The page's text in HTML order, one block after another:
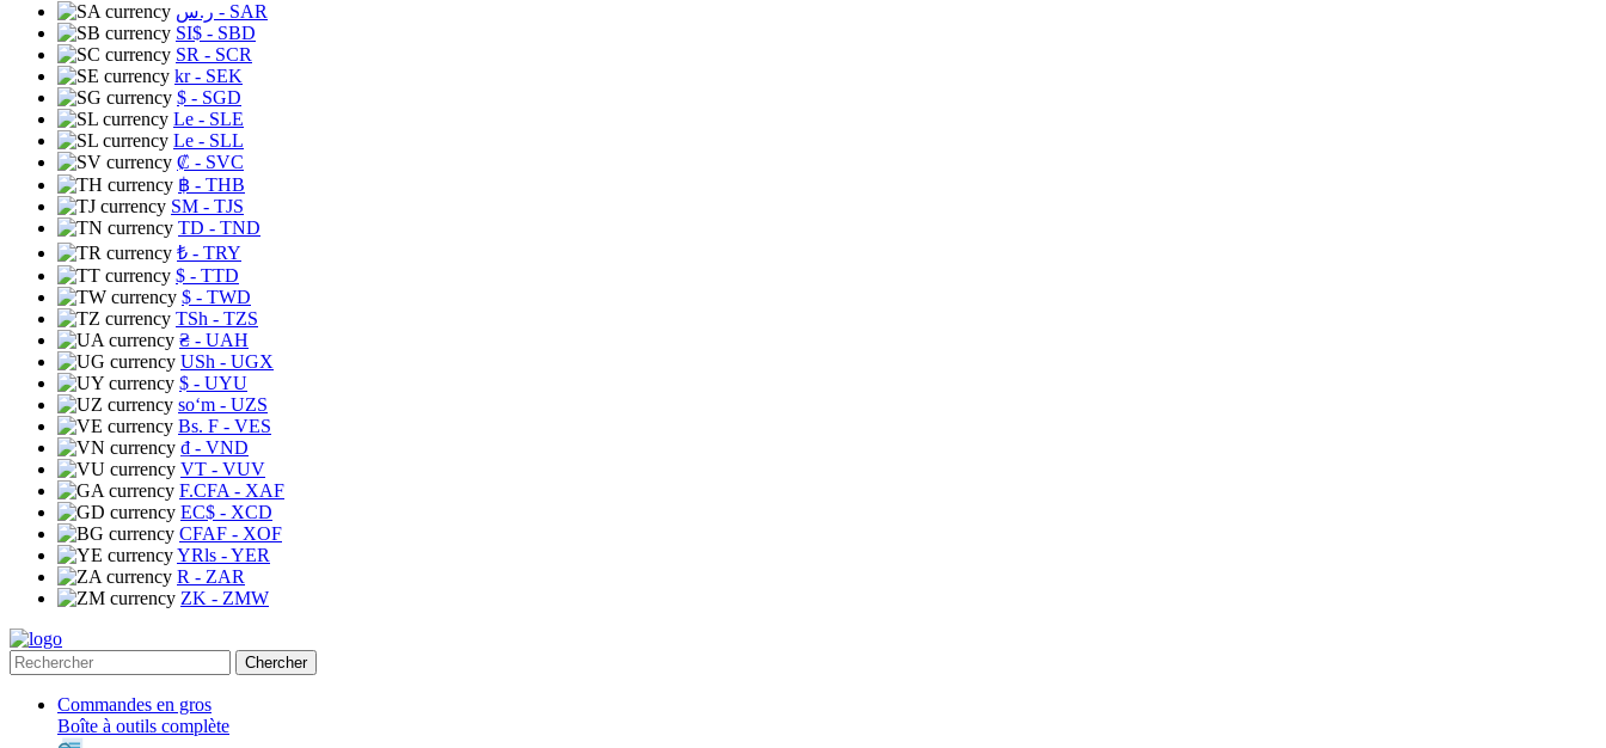
ر.س - SAR
SI$ - SBD
SR - SCR
kr- SEK
$ - SGD
Le - SLE
Le - SLL
₡ - SVC
฿ - THB
ЅМ - TJS
TD - TND
₺ - TRY
$ - TTD
$ - TWD
TSh - TZS
₴ - UAH
USh - UGX
$ - UYU
soʻm - UZS
Bs. F - VES
₫ - VND
VT - VUV
F.CFA - XAF
EC$ - XCD
CFAF - XOF
YRls - YER
R - ZAR
ZK - ZMW
Chercher
Commandes en gros
Boîte à outils complète